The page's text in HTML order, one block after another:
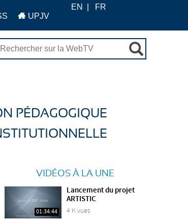
UPJV
EN FR
PÉDAGOGIQUE
VIDÉOS À LA UNE
01:34:44
Lancement du projet
ARTISTIC
4 K vues